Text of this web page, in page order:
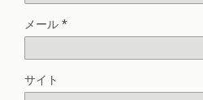
メール *
サイト